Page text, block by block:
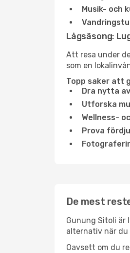
Musik- och
Lågsäsong:
Att resa under
som en
Topp saker att
Dra nytta
Utforska
Wellness-
Prova
De mest
Gunung Sitoli
alternativ när du
Oavsett om du